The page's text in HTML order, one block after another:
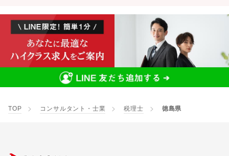
TOP コンサルタント・士業 税理士 徳島県